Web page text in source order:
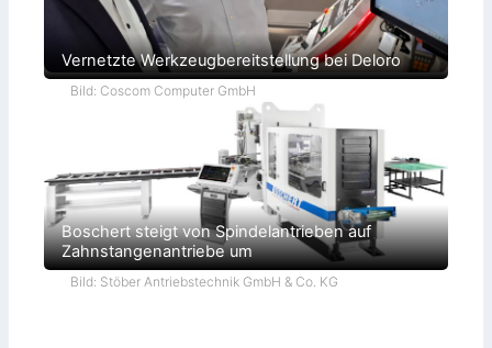
Vernetzte Werkzeugbereitstellung bei Deloro
Bild: Coscom Computer GmbH
Boschert steigt von Spindelantrieben auf
Zahnstangenantriebe um
Bild: Stöber Antriebstechnik GmbH & Co. KG